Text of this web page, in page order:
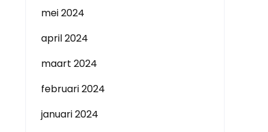
mei 2024
april 2024
maart 2024
februari 2024
januari 2024